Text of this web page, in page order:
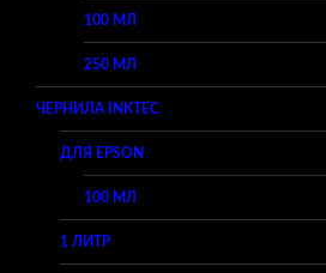
100 МЛ
250 МЛ
ЧЕРНИЛА INKTEC
ДЛЯ EPSON
100 МЛ
1 ЛИТР